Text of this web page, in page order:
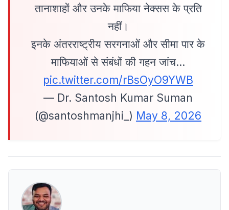
तानाशाहों और उनके माफिया नेक्सस के प्रति
नहीं।
इनके अंतरराष्ट्रीय सरगनाओं और सीमा पार के
माफियाओं से संबंधों की गहन जांच…
pic.twitter.com/rBsOyO9YWB
— Dr. Santosh Kumar Suman
(@santoshmanjhi_) May 8, 2026